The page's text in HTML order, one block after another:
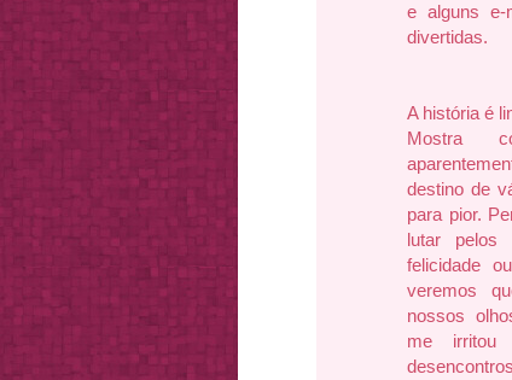
e alguns e-
divertidas.
A história é
Mostra
destino de
para pior.
lutar pelos
felicidade
veremos
nossos
me irritou